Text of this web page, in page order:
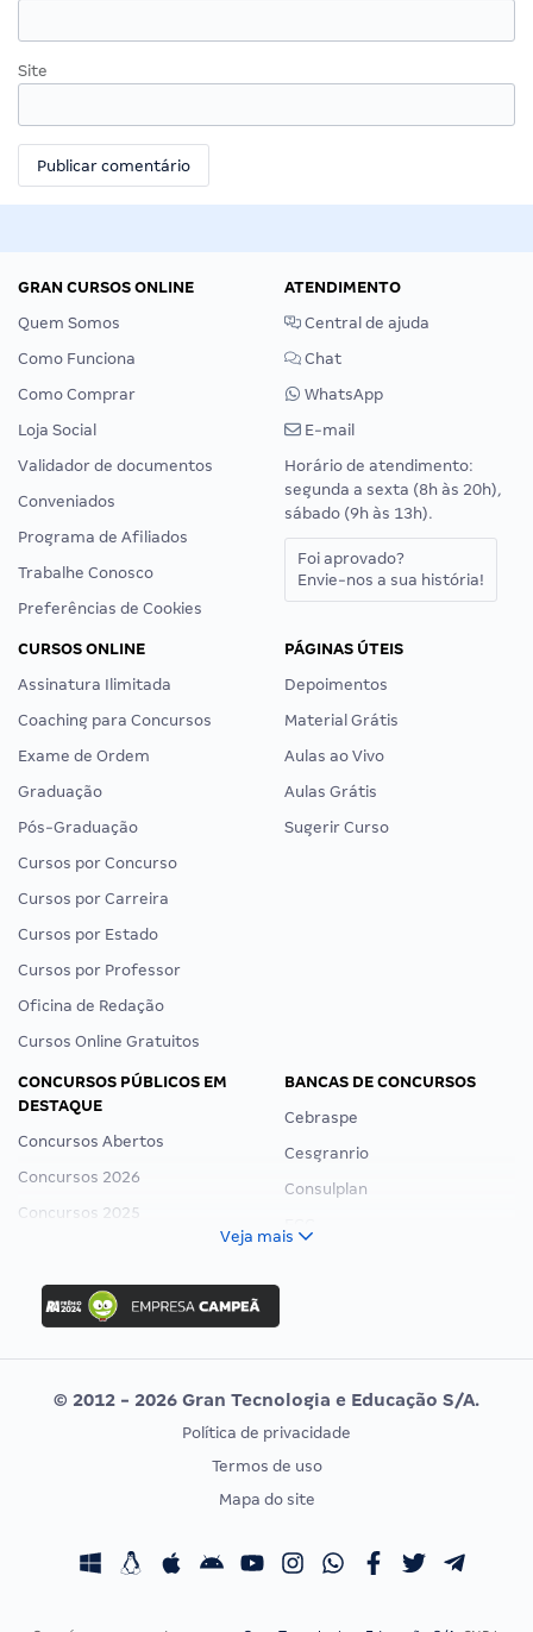
Site
GRAN CURSOS ONLINE
Quem Somos
Como Funciona
Como Comprar
Loja Social
Validador de documentos
Conveniados
Programa de Afiliados
Trabalhe Conosco
Preferências de Cookies
ATENDIMENTO
Central de ajuda
Chat
WhatsApp
E-mail
Horário de atendimento:
segunda a sexta (8h às 20h),
sábado (9h às 13h).
Foi aprovado?
Envie-nos a sua história!
CURSOS ONLINE
Assinatura Ilimitada
Coaching para Concursos
Exame de Ordem
Graduação
Pós-Graduação
Cursos por Concurso
Cursos por Carreira
Cursos por Estado
Cursos por Professor
Oficina de Redação
Cursos Online Gratuitos
PÁGINAS ÚTEIS
Depoimentos
Material Grátis
Aulas ao Vivo
Aulas Grátis
Sugerir Curso
CONCURSOS PÚBLICOS EM
DESTAQUE
Concursos Abertos
Concursos 2026
Concursos 2025
Concurso Ibama
Concurso MPU
Editais publicados
BANCAS DE CONCURSOS
Cebraspe
Cesgranrio
Consulplan
Vunesp
CONCURSOS POR PROFISSÃO
Concursos Fiscais
EXAME DE ORDEM
Calendário OAB
Veja mais
© 2012 - 2026 Gran Tecnologia e Educação S/A.
Política de privacidade
Termos de uso
Mapa do site